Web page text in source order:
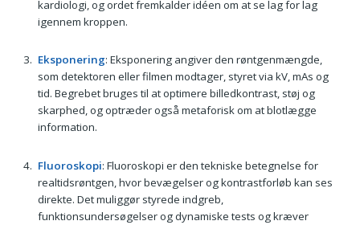
kardiologi, og ordet fremkalder idéen om at se lag for lag
igennem kroppen.
Eksponering: Eksponering angiver den røntgenmængde,
som detektoren eller filmen modtager, styret via kV, mAs og
tid. Begrebet bruges til at optimere billedkontrast, støj og
skarphed, og optræder også metaforisk om at blotlægge
information.
Fluoroskopi: Fluoroskopi er den tekniske betegnelse for
realtidsrøntgen, hvor bevægelser og kontrastforløb kan ses
direkte. Det muliggør styrede indgreb,
funktionsundersøgelser og dynamiske tests og kræver